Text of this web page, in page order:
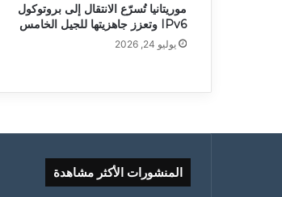
موريتانيا تُسرّع الانتقال إلى بروتوكول
IPv6 وتعزز جاهزيتها للجيل الخامس
يوليو 24, 2026
المنشورات الأكثر مشاهدة